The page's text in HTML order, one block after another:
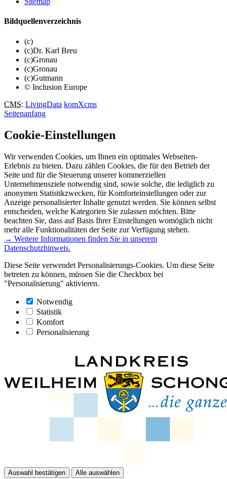
Bildquellenverzeichnis
(c)
(c)Dr. Karl Breu
(c)Gronau
(c)Gronau
(c)Gutmann
© Inclusion Europe
CMS: LivingData komXcms
Seitenanfang
Cookie-Einstellungen
Wir verwenden Cookies, um Ihnen ein optimales Webseiten-
Erlebnis zu bieten. Dazu zählen Cookies, die für den Betrieb der
Seite und für die Steuerung unserer kommerziellen
Unternehmensziele notwendig sind, sowie solche, die lediglich zu
anonymen Statistikzwecken, für Komforteinstellungen oder zur
Anzeige personalisierter Inhalte genutzt werden. Sie können selbst
entscheiden, welche Kategorien Sie zulassen möchten. Bitte
beachten Sie, dass auf Basis Ihrer Einstellungen womöglich nicht
mehr alle Funktionalitäten der Seite zur Verfügung stehen.
→ Weitere Informationen finden Sie in unserem
Datenschutzhinweis.
Diese Seite verwendet Personalisierungs-Cookies. Um diese Seite
betreten zu können, müssen Sie die Checkbox bei
"Personalisierung" aktivieren.
Notwendig
Statistik
Komfort
Personalisierung
Auswahl bestätigen Alle auswählen